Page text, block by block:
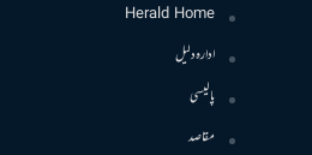
Herald Home
ادارہ دلیل
پالیسی
مقاصد